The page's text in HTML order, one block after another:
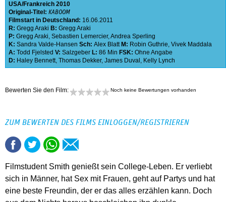
USA Frankreich 2010
Original-Titel: KABOOM
Filmstart in Deutschland: 16.06.2011
R: Gregg Araki B: Gregg Araki
P: Gregg Araki, Sebastien Lemercier,Andrea Sperling
K: Sandra Valde-Hansen Sch: Alex Blatt M: Robin Guthrie, Vivek Maddala
A: Todd Fjelsted V: Salzgeber L: 86 Min FSK: Ohne Angabe
D: Haley Bennett, Thomas Dekker, James Duval , Kelly Lynch
Bewerten Sie den Film: Noch keine Bewertungen vorhanden
ZUM BEWERTEN DES FILMS EINLOGGEN/REGISTRIEREN
Filmstudent Smith genießt sein College-Leben. Er verliebt
sich in Männer, hat Sex mit Frauen, geht auf Partys und hat
eine beste Freundin, der er das alles erzählen kann. Doch